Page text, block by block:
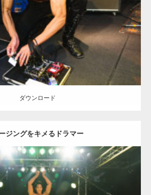
腕二頭筋
天神 (福岡)
ード
ダウンロード
ジングをキメるドラマー
Update:2023.02.11